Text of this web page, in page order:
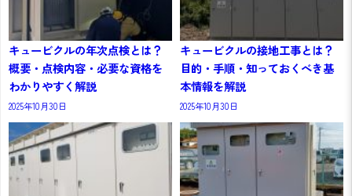
キュービクルの年次点検とは？
概要・点検内容・必要な資格を
わかりやすく解説
2025年10月30日
キュービクルの接地工事とは？
目的・手順・知っておくべき基
本情報を解説
2025年10月30日